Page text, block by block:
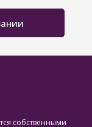
собственными